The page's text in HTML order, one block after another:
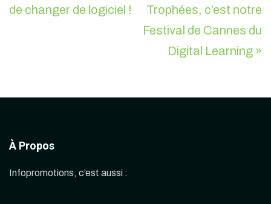
de changer de logiciel !
Trophées, c’est notre
Festival de Cannes du
Digital Learning »
À Propos
Infopromotions, c’est aussi :